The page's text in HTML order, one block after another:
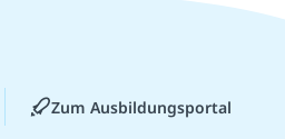
Zum Ausbildungsportal